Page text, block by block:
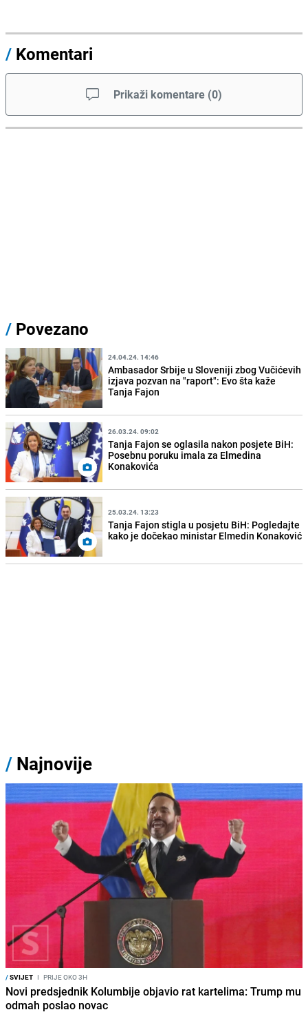
/ Komentari
Prikaži komentare (0)
/ Povezano
24.04.24. 14:46
Ambasador Srbije u Sloveniji zbog Vučićevih
izjava pozvan na "raport": Evo šta kaže
Tanja Fajon
26.03.24. 09:02
Tanja Fajon se oglasila nakon posjete BiH:
Posebnu poruku imala za Elmedina
Konakovića
25.03.24. 13:23
Tanja Fajon stigla u posjetu BiH: Pogledajte
kako je dočekao ministar Elmedin Konaković
/ Najnovije
/SVIJET I PRIJE OKO 3H
Novi predsjednik Kolumbije objavio rat kartelima: Trump mu
odmah poslao novac